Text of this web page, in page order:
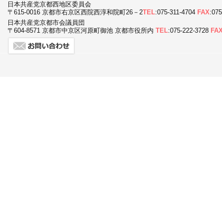
日本共産党京都西地区委員会
〒615-0016 京都市右京区西院西淳和院町26－2TEL:075-311-4704 FAX
日本共産党京都市会議員団
〒604-8571 京都市中京区河原町御池 京都市役所内 TEL:075-222-3728